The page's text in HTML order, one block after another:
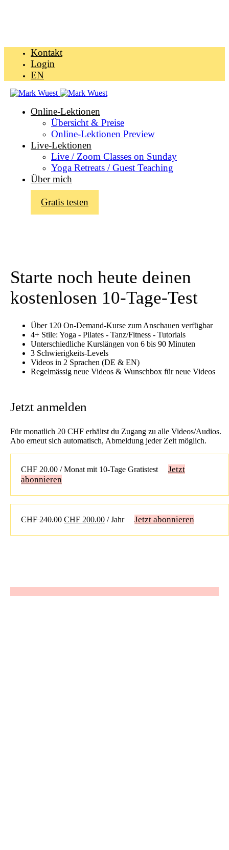
Kontakt
Login
EN
Online-Lektionen
Übersicht & Preise
Online-Lektionen Preview
Live-Lektionen
Live / Zoom Classes on Sunday
Yoga Retreats / Guest Teaching
Über mich
Gratis testen
Starte noch heute deinen
kostenlosen 10-Tage-Test
Über 120 On-Demand-Kurse zum Anschauen verfügbar
4+ Stile: Yoga - Pilates - Tanz/Fitness - Tutorials
Unterschiedliche Kurslängen von 6 bis 90 Minuten
3 Schwierigkeits-Levels
Videos in 2 Sprachen (DE & EN)
Regelmässig neue Videos & Wunschbox für neue Videos
Jetzt anmelden
Für monatlich 20 CHF erhältst du Zugang zu alle Videos/Audios.
Abo erneut sich automatisch, Abmeldung jeder Zeit möglich.
CHF 20.00 / Monat mit 10-Tage Gratistest
Jetzt
abonnieren
CHF240.00 Ursprünglicher
war:
CHF 200.00Aktueller
ist:
/ Jahr Jetzt abonnieren